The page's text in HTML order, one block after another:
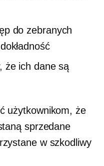
do zebranych
że ich dane są
użytkownikom, że
sprzedane
w szkodliwy